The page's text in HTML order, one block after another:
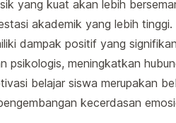
yang kuat akan lebih
akademik yang lebih
dampak positif yang
psikologis, meningkatkan
belajar siswa merupakan
kecerdasan